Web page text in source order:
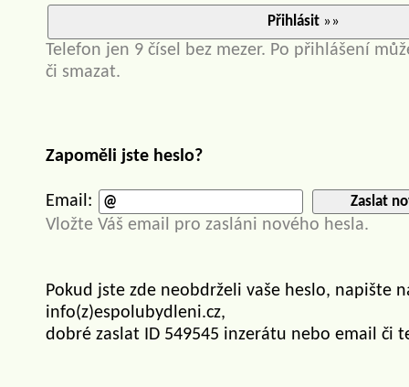
Přihlásit»»
Telefon jen 9 čísel bez mezer. Po přihlášení
či smazat.
Zapoměli jste heslo?
Email: Zaslat
Vložte Váš email pro zasláni nového hesla.
Pokud jste zde neobdrželi vaše heslo, napište
info(z)espolubydleni.cz,
dobré zaslat ID 549545 inzerátu nebo email či